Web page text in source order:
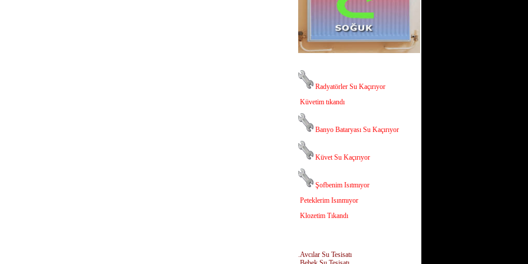
Radyatörler Su Kaçırıyor
Küvetim tıkandı
Banyo Bataryası Su Kaçırıyor
Küvet Su Kaçırıyor
Şofbenim Isıtmıyor
Peteklerim Isınmıyor
Klozetim Tıkandı
.Avcılar Su Tesisatı